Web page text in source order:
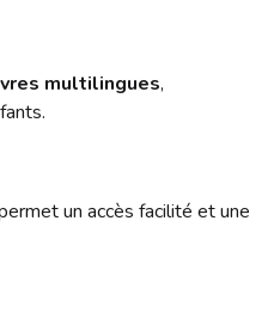
multilingues,
un accès facilité et une